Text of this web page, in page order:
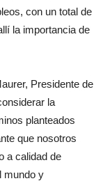
con un total de
la importancia de
Presidente de
la
planteados
que nosotros
a calidad de
mundo y